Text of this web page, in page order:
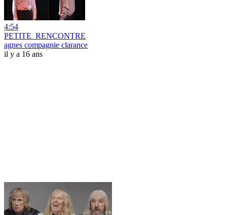
4:54
PETITE_RENCONTRE
agnes compagnie clarance
il y a 16 ans